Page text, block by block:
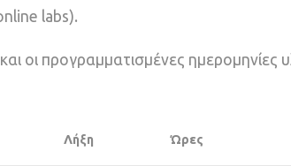
labs).
οι προγραμματισμένες ημερομηνίες
Λήξη Ώρες